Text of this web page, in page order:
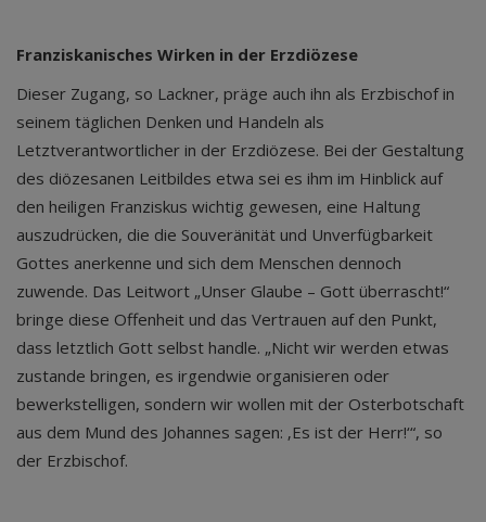
Franziskanisches Wirken in der Erzdiözese
Dieser Zugang, so Lackner, präge auch ihn als Erzbischof in
seinem täglichen Denken und Handeln als
Letztverantwortlicher in der Erzdiözese. Bei der Gestaltung
des diözesanen Leitbildes etwa sei es ihm im Hinblick auf
den heiligen Franziskus wichtig gewesen, eine Haltung
auszudrücken, die die Souveränität und Unverfügbarkeit
Gottes anerkenne und sich dem Menschen dennoch
zuwende. Das Leitwort „Unser Glaube – Gott überrascht!“
bringe diese Offenheit und das Vertrauen auf den Punkt,
dass letztlich Gott selbst handle. „Nicht wir werden etwas
zustande bringen, es irgendwie organisieren oder
bewerkstelligen, sondern wir wollen mit der Osterbotschaft
aus dem Mund des Johannes sagen: ‚Es ist der Herr!‘“, so
der Erzbischof.